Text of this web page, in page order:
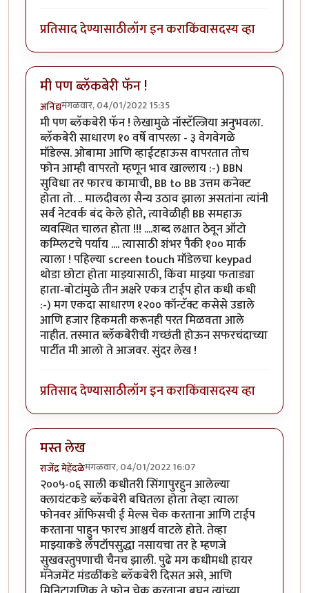
प्रतिसाद देण्यासाठीलॉग इन कराकिंवासदस्य व्हा
मी पण ब्लॅकबेरी फॅन !
अनिंद्यमंगळवार, 04/01/2022 15:35
मी पण ब्लॅकबेरी फॅन ! लेखामुळे नॉस्टॅल्जिया अनुभवला.
ब्लॅकबेरी साधारण १० वर्षे वापरला - ३ वेगवेगळे
मॉडेल्स. ओबामा आणि व्हाईटहाऊस वापरतात तोच
फोन आम्ही वापरतो म्हणून भाव खाल्लाय :-) BBN
सुविधा तर फारच कामाची, BB to BB उत्तम कनेक्ट
होता तो. .. मालदीवला सैन्य उठाव झाला असतांना त्यांनी
सर्व नेटवर्क बंद केले होते, त्यावेळीही BB समहाऊ
व्यवस्थित चालत होता !!! ....शब्द लक्षात ठेवून ऑटो
कम्प्लिटचे पर्याय .... त्यासाठी शंभर पैकी १०० मार्क
त्याला ! पहिल्या screen touch मॉडेलचा keypad
थोडा छोटा होता माझ्यासाठी, किंवा माझ्या फताड्या
हाता-बोटांमुळे तीन अक्षरे एकत्र टाईप होत कधी कधी
:-) मग एकदा साधारण १२०० कॉन्टॅक्ट कसेसे उडाले
आणि हजार हिकमती करूनही परत मिळवता आले
नाहीत. तस्मात ब्लॅकबेरीची गच्छंती होऊन सफरचंदाच्या
पार्टीत मी आलो ते आजवर. सुंदर लेख !
प्रतिसाद देण्यासाठीलॉग इन कराकिंवासदस्य व्हा
मस्त लेख
राजेंद्र मेहेंदळेमंगळवार, 04/01/2022 16:07
२००५-०६ साली कधीतरी सिंगापुरहुन आलेल्या
क्लायंटकडे ब्लॅकबेरी बघितला होता तेव्हा त्याला
फोनवर ऑफिसची ई मेल्स चेक करताना आणि टाईप
करताना पाहुन फारच आश्चर्य वाटले होते. तेव्हा
माझ्याकडे लॅपटॉपसुद्धा नसायचा तर हे म्हणजे
सुखवस्तुपणाची चैनच झाली. पुढे मग कधीमधी हायर
मॅनेजमेंट मंडळींकडे ब्लॅकबेरी दिसत असे, आणि